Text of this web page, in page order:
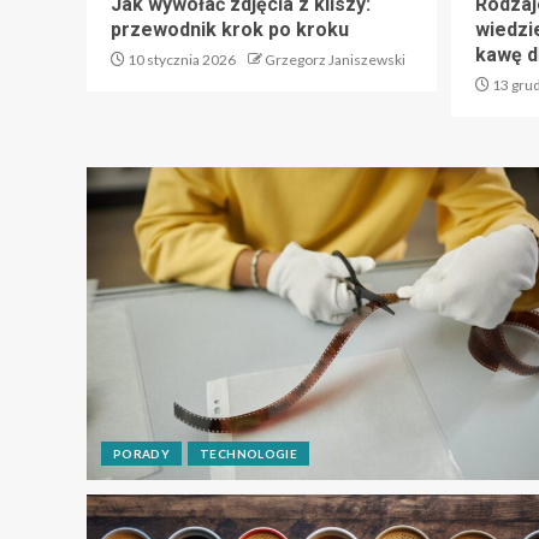
przewodnik krok po kroku
10 stycznia 2026 Grzegorz Janiszewski
kawę
13
PORADY TECHNOLOGIE